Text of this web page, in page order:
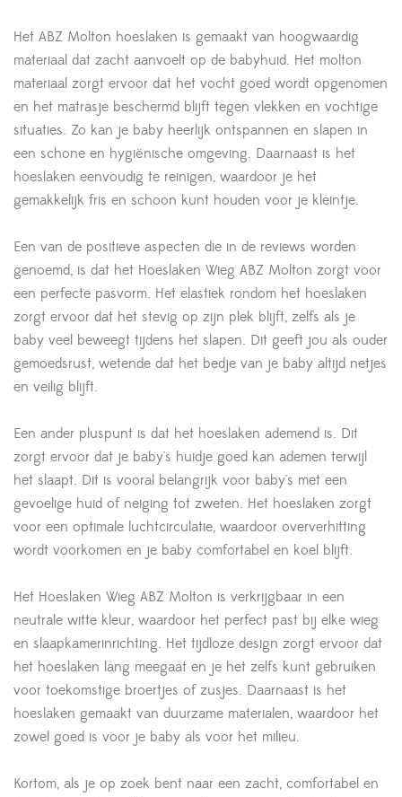
Het ABZ Molton hoeslaken is gemaakt van hoogwaardig
materiaal dat zacht aanvoelt op de babyhuid. Het molton
materiaal zorgt ervoor dat het vocht goed wordt opgenomen
en het matrasje beschermd blijft tegen vlekken en vochtige
situaties. Zo kan je baby heerlijk ontspannen en slapen in
een schone en hygiënische omgeving. Daarnaast is het
hoeslaken eenvoudig te reinigen, waardoor je het
gemakkelijk fris en schoon kunt houden voor je kleintje.
Een van de positieve aspecten die in de reviews worden
genoemd, is dat het Hoeslaken Wieg ABZ Molton zorgt voor
een perfecte pasvorm. Het elastiek rondom het hoeslaken
zorgt ervoor dat het stevig op zijn plek blijft, zelfs als je
baby veel beweegt tijdens het slapen. Dit geeft jou als ouder
gemoedsrust, wetende dat het bedje van je baby altijd netjes
en veilig blijft.
Een ander pluspunt is dat het hoeslaken ademend is. Dit
zorgt ervoor dat je baby's huidje goed kan ademen terwijl
het slaapt. Dit is vooral belangrijk voor baby's met een
gevoelige huid of neiging tot zweten. Het hoeslaken zorgt
voor een optimale luchtcirculatie, waardoor oververhitting
wordt voorkomen en je baby comfortabel en koel blijft.
Het Hoeslaken Wieg ABZ Molton is verkrijgbaar in een
neutrale witte kleur, waardoor het perfect past bij elke wieg
en slaapkamerinrichting. Het tijdloze design zorgt ervoor dat
het hoeslaken lang meegaat en je het zelfs kunt gebruiken
voor toekomstige broertjes of zusjes. Daarnaast is het
hoeslaken gemaakt van duurzame materialen, waardoor het
zowel goed is voor je baby als voor het milieu.
Kortom, als je op zoek bent naar een zacht, comfortabel en